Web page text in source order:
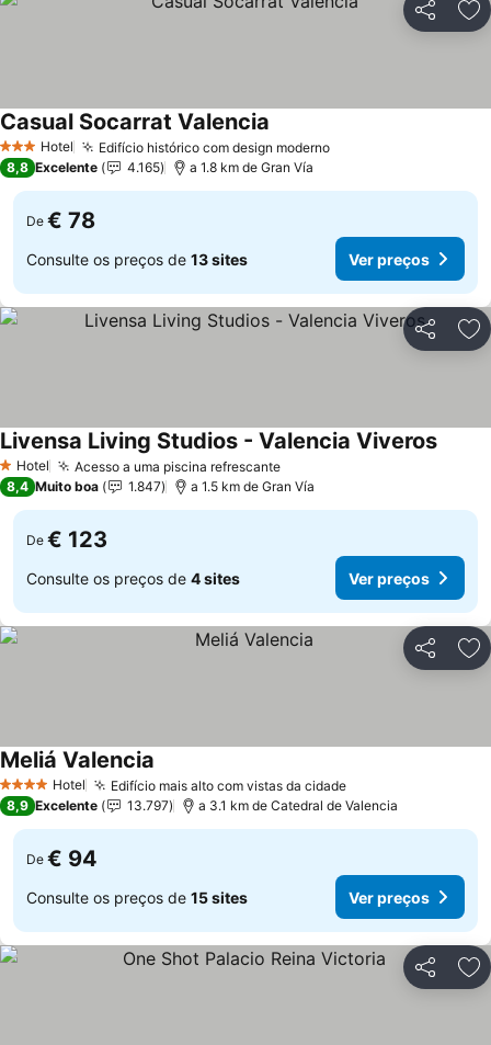
Partilhar
3 EstrelasHotel Edifício histórico com design moderno
Casual Socarrat Valencia
8,8 Excelente 4.165 a 1.8 km de Gran Vía
De € 78
Consulte os preços de 13 sites Ver preços
Partilhar
1 Estrelas
Hotel Acesso a uma piscina refrescante
Livensa Living Studios - Valencia Viveros
8,4 Muito boa 1.847 a 1.5 km de Gran Vía
De € 123
Consulte os preços de 4 sites Ver preços
Partilhar
4 EstrelasHotel Edifício mais alto com vistas da cidade
Meliá Valencia
8,9 Excelente 13.797 a 3.1 km de Catedral de Valencia
De € 94
Consulte os preços de 15 sites Ver preços
Partilhar